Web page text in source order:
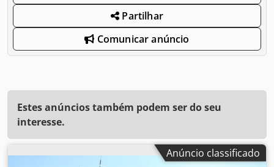
Partilhar
Comunicar anúncio
Estes anúncios também podem ser do seu
interesse.
Anúncio classificado